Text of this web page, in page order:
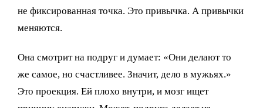
не фиксированная точка. Это привычка. А привычки
меняются.
Она смотрит на подруг и думает: «Они делают то
же самое, но счастливее. Значит, дело в мужьях.»
Это проекция. Ей плохо внутри, и мозг ищет